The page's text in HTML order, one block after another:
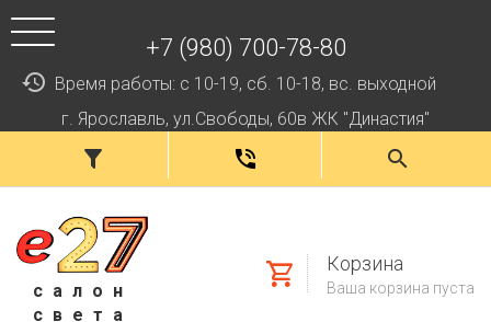
+7 (980) 700-78-80
Время работы: с 10-19, сб. 10-18, вс. выходной
г. Ярославль, ул.Свободы, 60в ЖК "Династия"
салон
света
Корзина
Ваша корзина пуста